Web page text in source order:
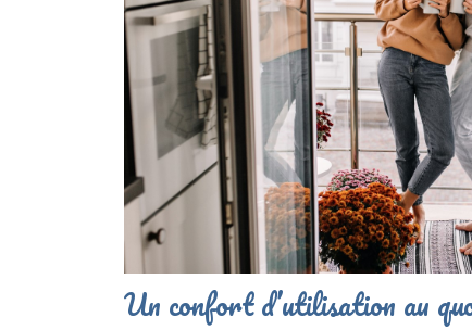
Un confort d’utilisation au